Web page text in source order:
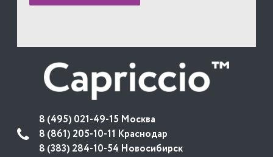
8 (495) 021-49-15 Москва
8 (861) 205-10-11 Краснодар
8 (383) 284-10-54 Новосибирск